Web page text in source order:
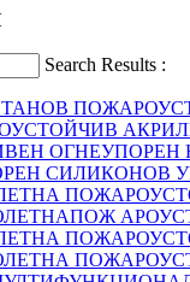
Search Results :
СИЛИКОНОВ